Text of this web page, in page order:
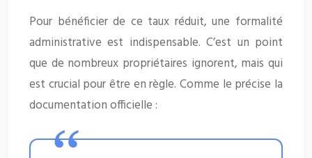
Pour bénéficier de ce taux réduit, une formalité
administrative est indispensable. C’est un point
que de nombreux propriétaires ignorent, mais qui
est crucial pour être en règle. Comme le précise la
documentation officielle :